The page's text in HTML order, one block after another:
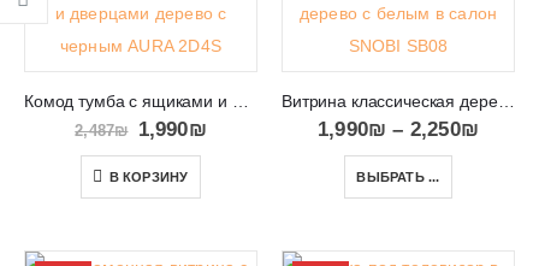
2,487₪ 1,990₪
В КОРЗИНУ
Витрина классическая дерево с белым в салон SNOBI SB08/09
1,990₪ – 2,250₪
ВЫБРАТЬ ...